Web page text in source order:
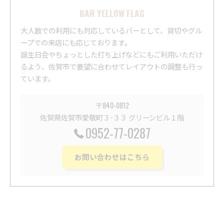
BAR YELLOW FLAG
大人数での利用にも対応しているバーとして、貸切やグル
ープでの来店にも応じております。
誕生日会やちょっとした打ち上げなどにもご利用いただけ
るよう、佐賀市で要望に合わせてレイアウトの調整も行っ
ています。
〒840-0812
佐賀県佐賀市愛敬町３−３３ グリーンビル１階
0952-77-0287
お問い合わせはこちら